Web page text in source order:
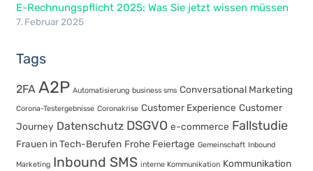
E-Rechnungspflicht 2025: Was Sie jetzt wissen müssen
7. Februar 2025
Tags
2FA A2P Automatisierung business sms Conversational Marketing
Corona-Testergebnisse Coronakrise Customer Experience Customer
Journey Datenschutz DSGVO e-commerce Fallstudie
Frauen in Tech-Berufen Frohe Feiertage Gemeinschaft Inbound
Marketing Inbound SMS interne Kommunikation Kommunikation